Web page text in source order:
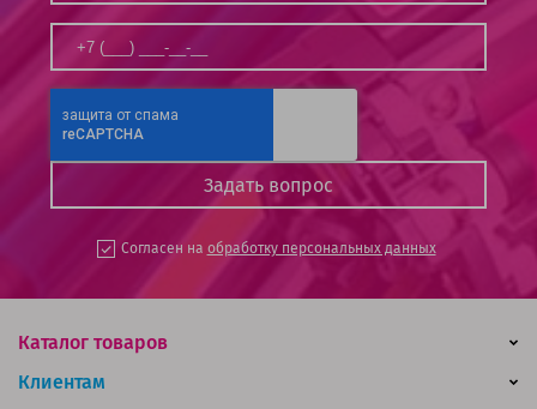
Согласен на обработку персональных данных
Каталог товаров
Клиентам